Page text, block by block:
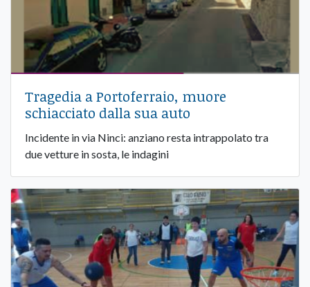
Tragedia a Portoferraio, muore
schiacciato dalla sua auto
Incidente in via Ninci: anziano resta intrappolato tra
due vetture in sosta, le indagini